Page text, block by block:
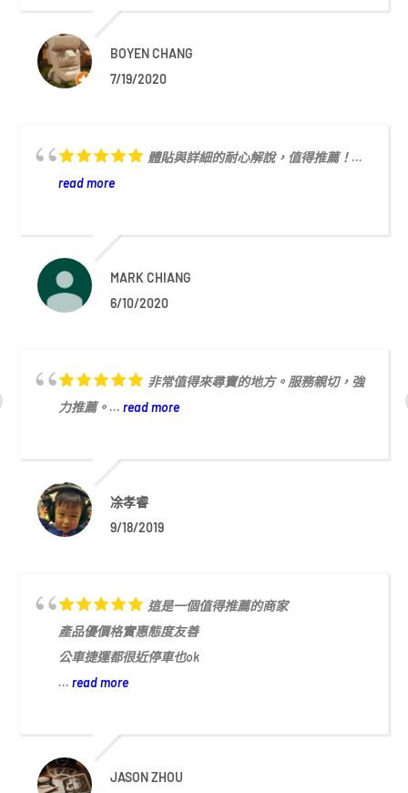
BOYEN CHANG
7/19/2020
體貼與詳細的耐心解說，值得推薦！...
read more
MARK CHIANG
6/10/2020
非常值得來尋寶的地方。服務親切，強
力推薦。... read more
凃孝睿
9/18/2019
這是一個值得推薦的商家
產品優價格實惠態度友善
公車捷運都很近停車也ok
... read more
JASON ZHOU